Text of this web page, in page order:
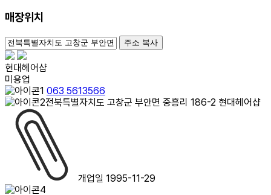
매장위치
주소 복사
현대헤어샵
미용업
063 5613566
전북특별자치도 고창군 부안면 중흥리 186-2 현대헤어샵
개업일 1995-11-29